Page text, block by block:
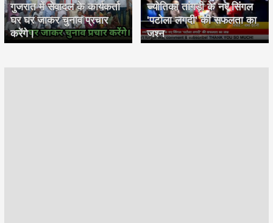
गुजरात में सेवादल के कार्यकर्ता
घर घर जाकर चुनाव प्रचार
करेंगे।
ज्योतिका तांगड़ी के नए सिंगल
'पटोला लगदी' की सफलता का
जश्न